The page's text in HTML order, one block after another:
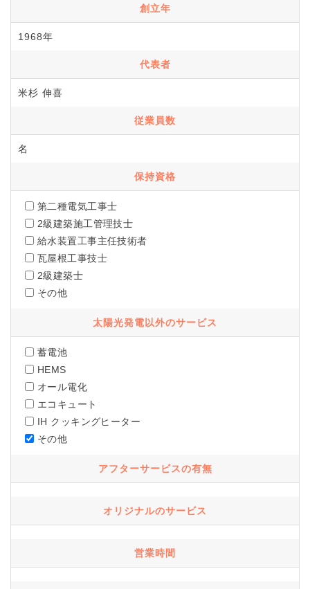
創立年
1968年
代表者
米杉 伸喜
従業員数
名
保持資格
第二種電気工事士
2級建築施工管理技士
給水装置工事主任技術者
瓦屋根工事技士
2級建築士
その他
太陽光発電以外のサービス
蓄電池
HEMS
オール電化
エコキュート
IH クッキングヒーター
その他
アフターサービスの有無
オリジナルのサービス
営業時間